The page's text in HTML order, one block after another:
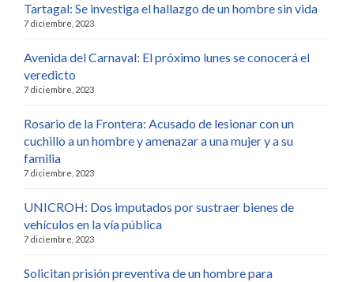
Tartagal: Se investiga el hallazgo de un hombre sin vida
7 diciembre, 2023
Avenida del Carnaval: El próximo lunes se conocerá el
veredicto
7 diciembre, 2023
Rosario de la Frontera: Acusado de lesionar con un
cuchillo a un hombre y amenazar a una mujer y a su
familia
7 diciembre, 2023
UNICROH: Dos imputados por sustraer bienes de
vehículos en la vía pública
7 diciembre, 2023
Solicitan prisión preventiva de un hombre para